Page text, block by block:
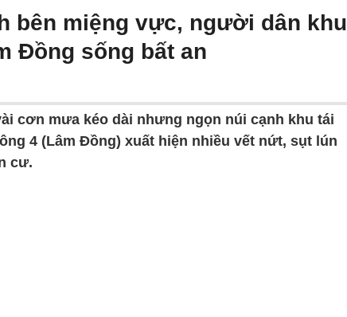
bên miệng vực, người dân khu
Đồng sống bất an
cơn mưa kéo dài nhưng ngọn núi cạnh khu tái
4 (Lâm Đồng) xuất hiện nhiều vết nứt, sụt lún
cư.